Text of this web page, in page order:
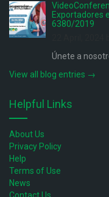
Exportadores
6380/2019
Únete a
View all blog entries →
Helpful Links
About Us
Privacy Policy
Help
Terms of Use
News